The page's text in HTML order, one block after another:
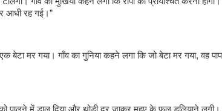
आधी रह गई।”
बेटा मर गया। गाँव का गुनिया कहने लगा कि जो बेटा मर गया, वह